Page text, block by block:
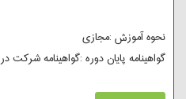
نحوه آموزش :مجازی
گواهینامه پایان دوره :گواهینامه شرکت